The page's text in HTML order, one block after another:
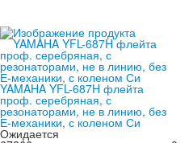
YAMAHA YFL-687H флейта
проф. серебряная, с
резонаторами, не в линию, без
Е-механики, с коленом Си
Ожидается